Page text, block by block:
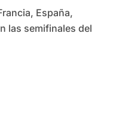
las semifinales del